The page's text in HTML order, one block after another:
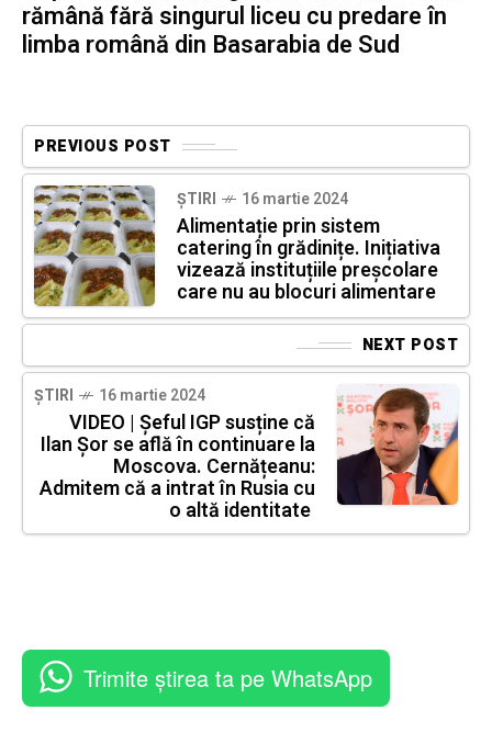
rămână fără singurul liceu cu predare în
limba română din Basarabia de Sud
PREVIOUS POST
ȘTIRI 16 martie 2024
Alimentație prin sistem
catering în grădinițe. Inițiativa
vizează instituțiile preșcolare
care nu au blocuri alimentare
NEXT POST
ȘTIRI 16 martie 2024
VIDEO | Șeful IGP susține că
Ilan Șor se află în continuare la
Moscova. Cernățeanu:
Admitem că a intrat în Rusia cu
o altă identitate
Trimite știrea ta pe WhatsApp